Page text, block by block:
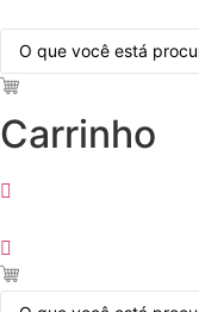
para
o
conteúdo
Pesquisar
Carrinho
Pesquisar